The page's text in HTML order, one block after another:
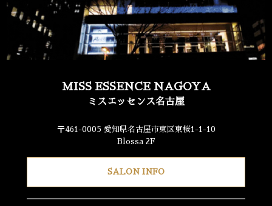
MISS ESSENCE NAGOYA
ミスエッセンス名古屋
〒461-0005 愛知県名古屋市東区東桜1-1-10
Blossa 2F
SALON INFO